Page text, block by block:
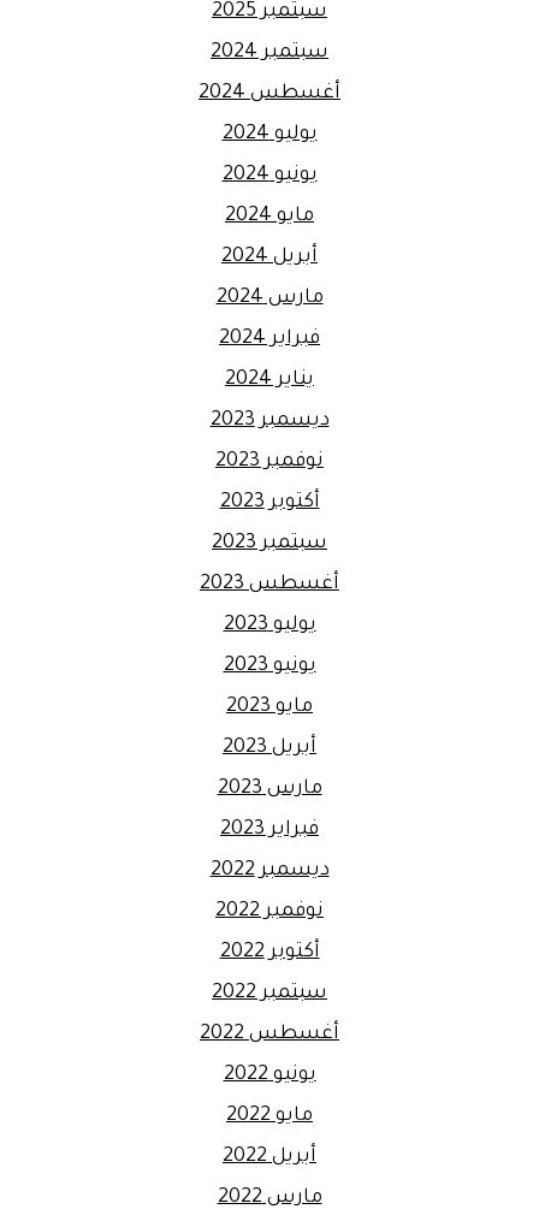
سبتمبر 2025
سبتمبر 2024
أغسطس 2024
يوليو 2024
يونيو 2024
مايو 2024
أبريل 2024
مارس 2024
فبراير 2024
يناير 2024
ديسمبر 2023
نوفمبر 2023
أكتوبر 2023
سبتمبر 2023
أغسطس 2023
يوليو 2023
يونيو 2023
مايو 2023
أبريل 2023
مارس 2023
فبراير 2023
ديسمبر 2022
نوفمبر 2022
أكتوبر 2022
سبتمبر 2022
أغسطس 2022
يونيو 2022
مايو 2022
أبريل 2022
مارس 2022